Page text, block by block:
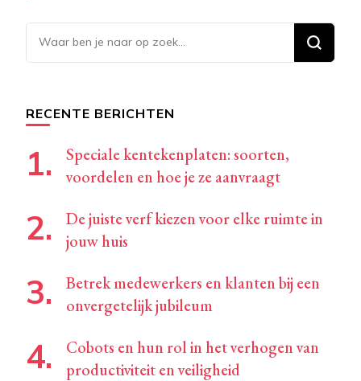
Op
zoek
RECENTE BERICHTEN
Speciale kentekenplaten: soorten,
voordelen en hoe je ze aanvraagt
De juiste verf kiezen voor elke ruimte in
jouw huis
Betrek medewerkers en klanten bij een
onvergetelijk jubileum
Cobots en hun rol in het verhogen van
productiviteit en veiligheid